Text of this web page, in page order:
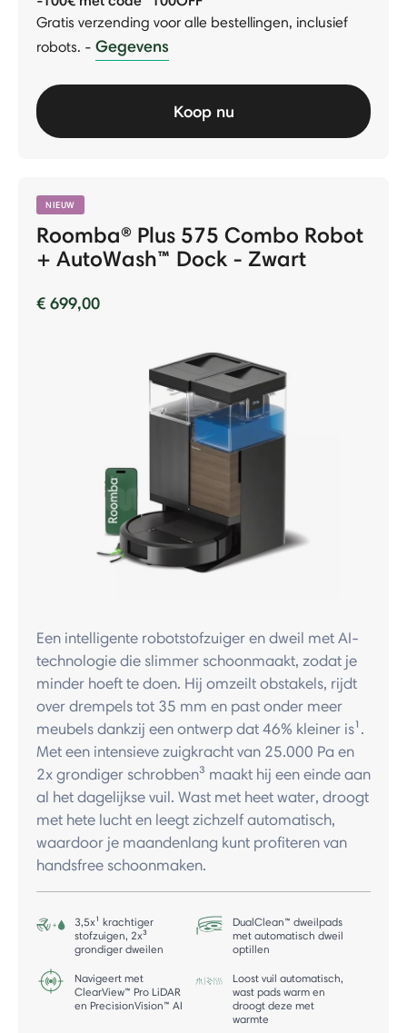
Gratis verzending voor alle bestellingen, inclusief
robots. - Gegevens
Koop nu
NIEUW
Roomba® Plus 575 Combo Robot
+ AutoWash™ Dock - Zwart
€ 699,00
Een intelligente robotstofzuiger en dweil met AI-
technologie die slimmer schoonmaakt, zodat je
minder hoeft te doen. Hij omzeilt obstakels, rijdt
over drempels tot 35 mm en past onder meer
meubels dankzij een ontwerp dat 46% kleiner is¹.
Met een intensieve zuigkracht van 25.000 Pa en
2x grondiger schrobben³ maakt hij een einde aan
al het dagelijkse vuil. Wast met heet water, droogt
met hete lucht en leegt zichzelf automatisch,
waardoor je maandenlang kunt profiteren van
handsfree schoonmaken.
3,5x¹ krachtiger
stofzuigen, 2x³
grondiger dweilen
DualClean™ dweilpads
met automatisch dweil
optillen
Navigeert met
ClearView™ Pro LiDAR
en PrecisionVision™ AI
Loost vuil automatisch,
wast pads warm en
droogt deze met
warmte